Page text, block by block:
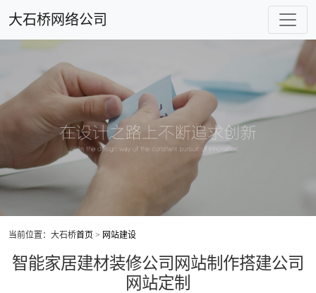
大石桥网络公司
当前位置：大石桥首页 > 网站建设
智能家居建材装修公司网站制作搭建公司
网站定制